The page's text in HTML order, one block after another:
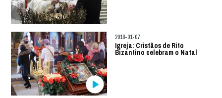
2018-01-07
Igreja: Cristãos de Rito
Bizantino celebram o Natal